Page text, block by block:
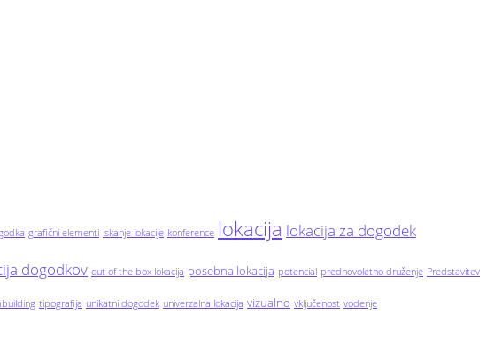
grafični elementi iskanje lokacije konference lokacija lokacija za dogodek
dogodkov out of the box lokacija posebna lokacija potencial prednovoletno druženje Predstavitev
tipografija unikatni dogodek univerzalna lokacija vizualno vključenost vodenje